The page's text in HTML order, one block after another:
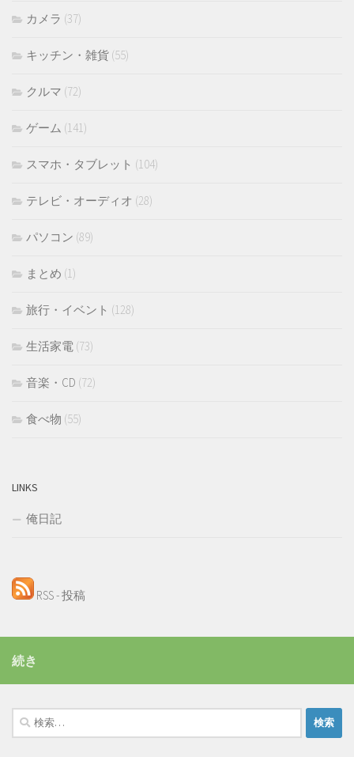
カメラ (37)
キッチン・雑貨 (55)
クルマ (72)
ゲーム (141)
スマホ・タブレット (104)
テレビ・オーディオ (28)
パソコン (89)
まとめ (1)
旅行・イベント (128)
生活家電 (73)
音楽・CD (72)
食べ物 (55)
LINKS
俺日記
RSS - 投稿
続き
検
索: